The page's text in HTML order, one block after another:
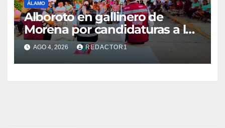
ÁLAMO
Alboroto en gallinero de
Morena por candidaturas a la
diputación
AGO 4, 2026 REDACTOR1